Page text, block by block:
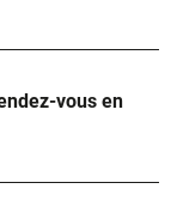
vous en